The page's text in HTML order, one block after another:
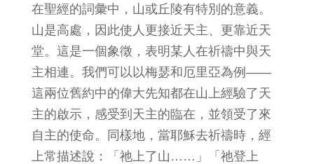
在聖經的詞彙中，山或丘陵有特別的意義。
山是高處，因此使人更接近天主、更靠近天
堂。這是一個象徵，表明某人在祈禱中與天
主相連。我們可以以梅瑟和厄里亞為例——
這兩位舊約中的偉大先知都在山上經驗了天
主的啟示，感受到天主的臨在，並領受了來
自主的使命。同樣地，當耶穌去祈禱時，經
上常描述說：「祂上了山……」「祂登上